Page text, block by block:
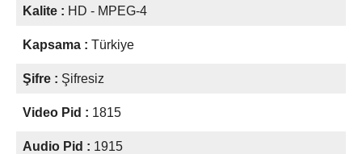
Kalite : HD - MPEG-4
Kapsama : Türkiye
Şifre : Şifresiz
Video Pid : 1815
Audio Pid : 1915